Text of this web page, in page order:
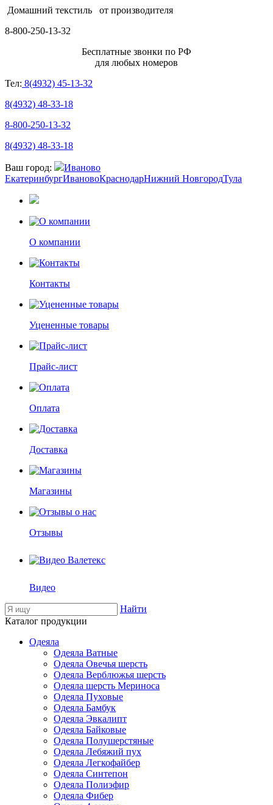
Домашний текстиль от производителя
8-800-250-13-32
Бесплатные звонки по РФ
для любых номеров
Тел: 8(4932) 45-13-32
8(4932) 48-33-18
8-800-250-13-32
8(4932) 48-33-18
Ваш город:
Иваново
ЕкатеринбургИвановоКраснодарНижний НовгородТула
О компании
Контакты
Уцененные товары
Прайс-лист
Оплата
Доставка
Магазины
Отзывы
Видео
Найти
Каталог продукции
Одеяла
Одеяла Ватные
Одеяла Овечья шерсть
Одеяла Верблюжья шерсть
Одеяла шерсть Мериноса
Одеяла Пуховые
Одеяла Бамбук
Одеяла Эвкалипт
Одеяла Байковые
Одеяла Полушерстяные
Одеяла Лебяжий пух
Одеяла Легкофайбер
Одеяла Синтепон
Одеяла Полиэфир
Одеяла Фибер